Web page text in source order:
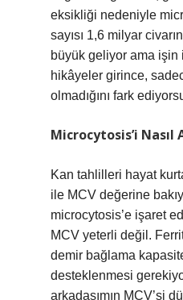
eksikliği nedeniyle
sayısı 1,6 milyar
büyük geliyor ama işin
hikâyeler girince,
olmadığını fark
Microcytosis’i Nasıl
Kan tahlilleri hayat
ile MCV değerine
microcytosis’e işaret
MCV yeterli değil.
demir bağlama
desteklenmesi
arkadaşımın MCV’si